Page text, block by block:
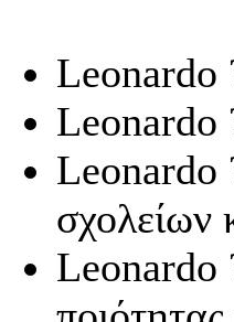
Leonardo
Leonardo
Leonardo
σχολείων
Leonardo